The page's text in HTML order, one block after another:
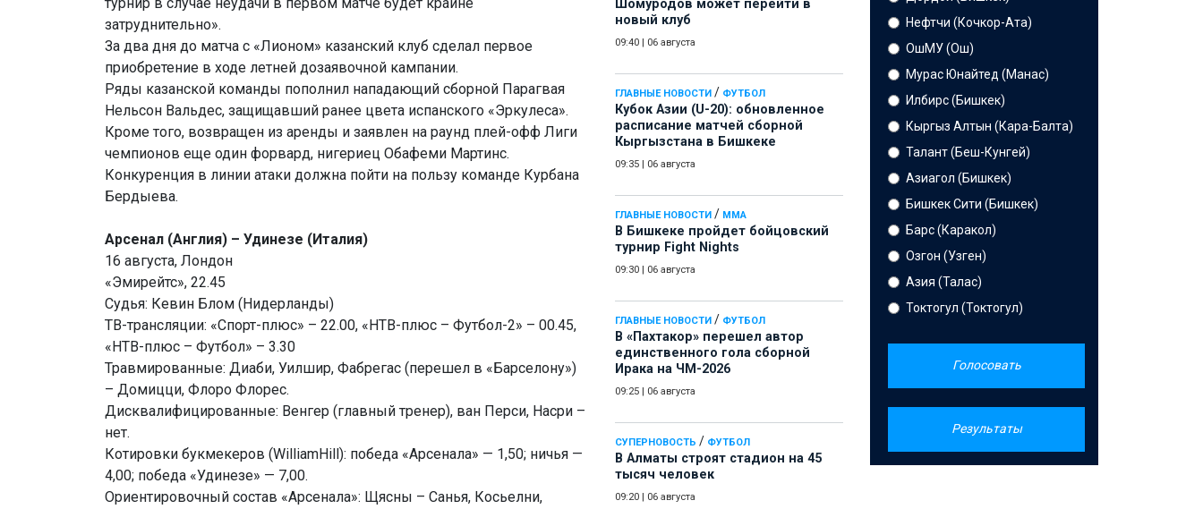
Шомуродов может перейти в
новый клуб
09:40 06 августа
ГЛАВНЫЕ НОВОСТИ / ФУТБОЛ
Кубок Азии (U-20): обновленное
расписание матчей сборной
Кыргызстана в Бишкеке
09:35 06 августа
ГЛАВНЫЕ НОВОСТИ / ММА
В Бишкеке пройдет бойцовский
турнир Fight Nights
09:30 06 августа
ГЛАВНЫЕ НОВОСТИ / ФУТБОЛ
В «Пахтакор» перешел автор
единственного гола сборной
Ирака на ЧМ-2026
09:25 06 августа
СУПЕРНОВОСТЬ / ФУТБОЛ
В Алматы строят стадион на 45
тысяч человек
09:20 06 августа
затруднительно».
За два дня до матча с «Лионом» казанский клуб сделал первое
приобретение в ходе летней дозаявочной кампании.
Ряды казанской команды пополнил нападающий сборной Парагвая
Нельсон Вальдес, защищавший ранее цвета испанского «Эркулеса».
Кроме того, возвращен из аренды и заявлен на раунд плей-офф Лиги
чемпионов еще один форвард, нигериец Обафеми Мартинс.
Конкуренция в линии атаки должна пойти на пользу команде Курбана
Бердыева.
Арсенал (Англия) – Удинезе (Италия)
16 августа, Лондон
«Эмирейтс», 22.45
Судья: Кевин Блом (Нидерланды)
ТВ-трансляции: «Спорт-плюс» – 22.00, «НТВ-плюс – Футбол-2» – 00.45,
«НТВ-плюс – Футбол» – 3.30
Травмированные: Диаби, Уилшир, Фабрегас (перешел в «Барселону»)
– Домицци, Флоро Флорес.
Дисквалифицированные: Венгер (главный тренер), ван Перси, Насри –
нет.
Котировки букмекеров (WilliamHill): победа «Арсенала» — 1,50; ничья —
4,00; победа «Удинезе» — 7,00.
Ориентировочный состав «Арсенала»: Щясны – Санья, Косьелни,
Нефтчи (Кочкор-Ата)
ОшМУ (Ош)
Мурас Юнайтед (Манас)
Илбирс (Бишкек)
Кыргыз Алтын (Кара-Балта)
Талант (Беш-Кунгей)
Азиагол (Бишкек)
Бишкек Сити (Бишкек)
Барс (Каракол)
Озгон (Узген)
Азия (Талас)
Токтогул (Токтогул)
Голосовать
Результаты